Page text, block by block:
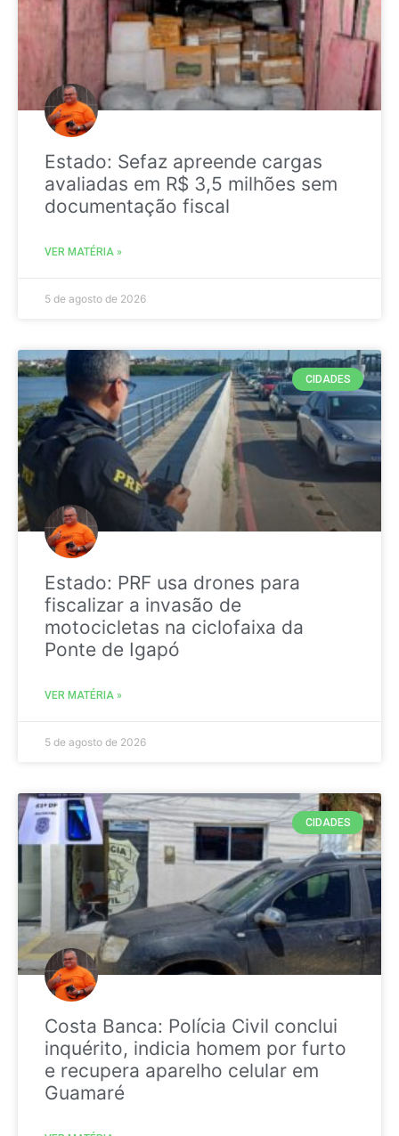
Estado: Sefaz apreende cargas
avaliadas em R$ 3,5 milhões sem
documentação fiscal
VER MATÉRIA »
5 de agosto de 2026
CIDADES
Estado: PRF usa drones para
fiscalizar a invasão de
motocicletas na ciclofaixa da
Ponte de Igapó
VER MATÉRIA »
5 de agosto de 2026
CIDADES
Costa Banca: Polícia Civil conclui
inquérito, indicia homem por furto
e recupera aparelho celular em
Guamaré